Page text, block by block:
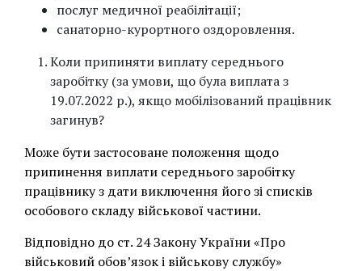
послуг медичної реабілітації;
санаторно-курортного оздоровлення.
Коли припиняти виплату середнього
заробітку (за умови, що була виплата з
19.07.2022 р.), якщо мобілізований працівник
загинув?
Може бути застосоване положення щодо
припинення виплати середнього заробітку
працівнику з дати виключення його зі списків
особового складу військової частини.
Відповідно до ст. 24 Закону України «Про
військовий обов’язок і військову службу»